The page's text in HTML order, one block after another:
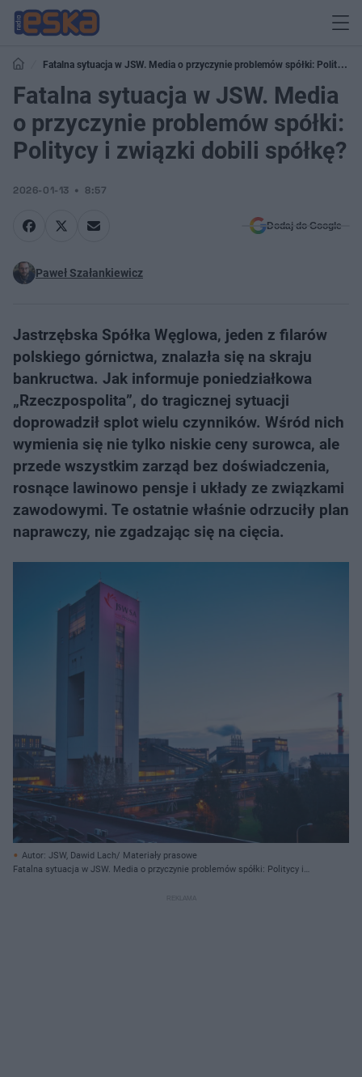
Fatalna sytuacja w JSW. Media o przyczynie problemów spółki: Politycy i
związki dobili spółkę?
Fatalna sytuacja w JSW. Media
o przyczynie problemów spółki:
Politycy i związki dobili spółkę?
2026-01-13 8:57
Dodaj do Google
Paweł Szałankiewicz
Jastrzębska Spółka Węglowa, jeden z filarów
polskiego górnictwa, znalazła się na skraju
bankructwa. Jak informuje poniedziałkowa
„Rzeczpospolita”, do tragicznej sytuacji
doprowadził splot wielu czynników. Wśród nich
wymienia się nie tylko niskie ceny surowca, ale
przede wszystkim zarząd bez doświadczenia,
rosnące lawinowo pensje i układy ze związkami
zawodowymi. Te ostatnie właśnie odrzuciły plan
naprawczy, nie zgadzając się na cięcia.
Autor: JSW, Dawid Lach/ Materiały prasowe
Fatalna sytuacja w JSW. Media o przyczynie problemów spółki: Politycy i